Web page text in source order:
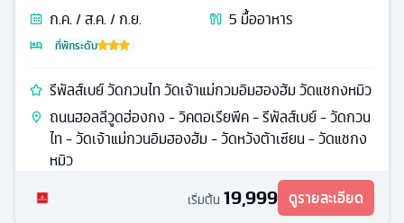
ก.ค. / ส.ค. / ก.ย.
5 มื้ออาหาร
ที่พักระดับ
รีพัลส์เบย์ วัดกวนไท วัดเจ้าแม่กวมอิมฮองฮัม วัดแชกงหมิว
ถนนฮอลลีวูดฮ่องกง - วิคตอเรียพีค - รีพัลส์เบย์ - วัดกวน
ไท - วัดเจ้าแม่กวนอิมฮองฮัม - วัดหวังต้าเซียน - วัดแชกง
หมิว
เริ่มต้น 19,999 ดูรายละเอียด